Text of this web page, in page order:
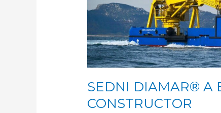
SEDNI DIAMAR® A
CONSTRUCTOR